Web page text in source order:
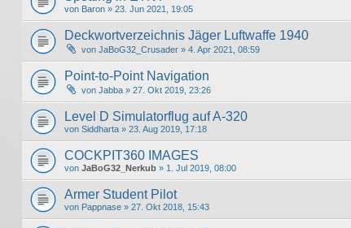
von Baron » 23. Jun 2021, 19:05
Deckwortverzeichnis Jäger Luftwaffe 1940
von JaBoG32_Crusader » 4. Apr 2021, 08:59
Point-to-Point Navigation
von Jabba » 27. Okt 2019, 23:26
Level D Simulatorflug auf A-320
von Siddharta » 23. Aug 2019, 17:18
COCKPIT360 IMAGES
von JaBoG32_Nerkub » 1. Jul 2019, 08:00
Armer Student Pilot
von Pappnase » 27. Okt 2018, 15:43